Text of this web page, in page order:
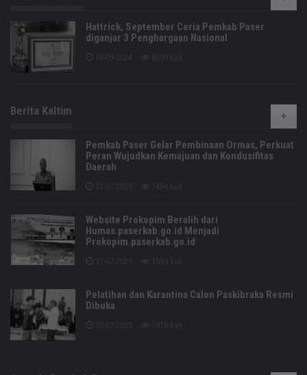
Hattrick, September Ceria Pemkab Paser
diganjar 3 Penghargaan Nasional
Berita Kaltim
Pemkab Paser Gelar Pembinaan Ormas, Perkuat
Peran Wujudkan Kemajuan dan Kondusifitas
Daerah
Website Prokopim Beralih dari
Humas.paserkab.go.id Menjadi
Prokopim.paserkab.go.id
Pelatihan dan Karantina Calon Paskibraka Resmi
Dibuka